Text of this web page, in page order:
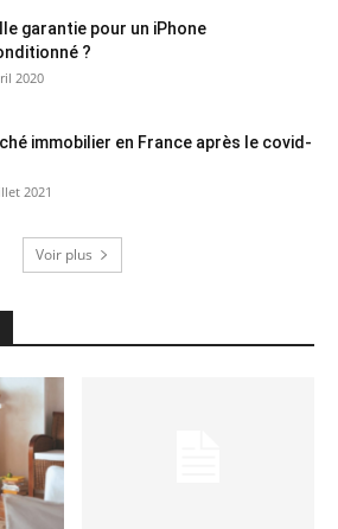
garantie pour un iPhone
?
2020
immobilier en France après le covid-
2021
Voir plus